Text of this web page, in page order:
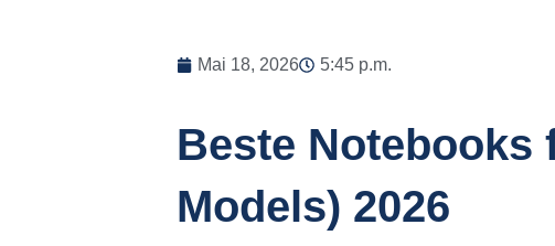
Mai 18, 2026 5:45 p.m.
Beste Notebooks
Models) 2026